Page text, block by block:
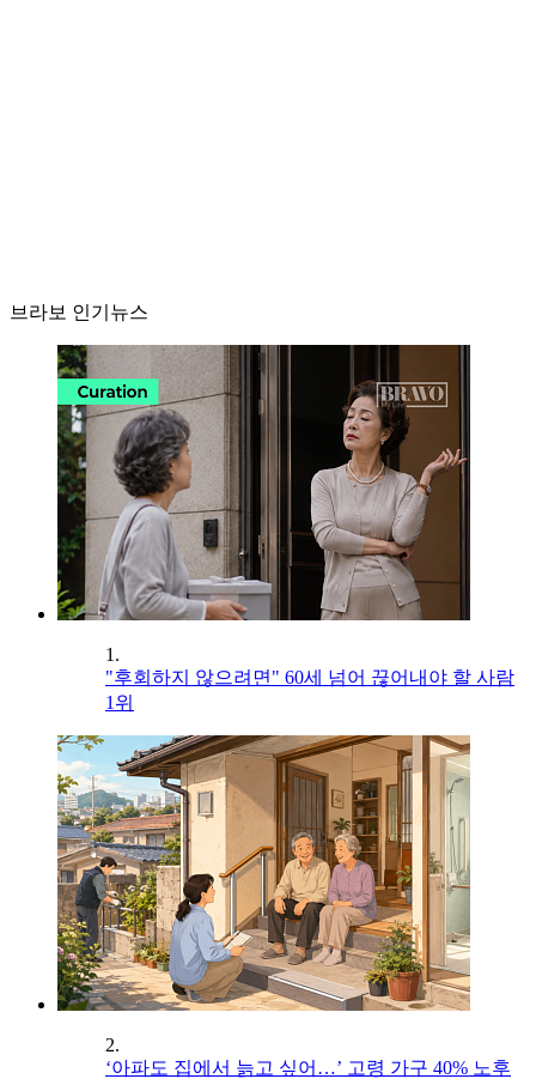
브라보 인기뉴스
1.
"후회하지 않으려면" 60세 넘어 끊어내야 할 사람
1위
2.
‘아파도 집에서 늙고 싶어…’ 고령 가구 40% 노후